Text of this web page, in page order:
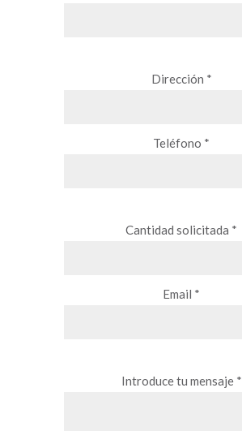
Dirección *
Teléfono *
Cantidad solicitada *
Email *
Introduce tu mensaje *